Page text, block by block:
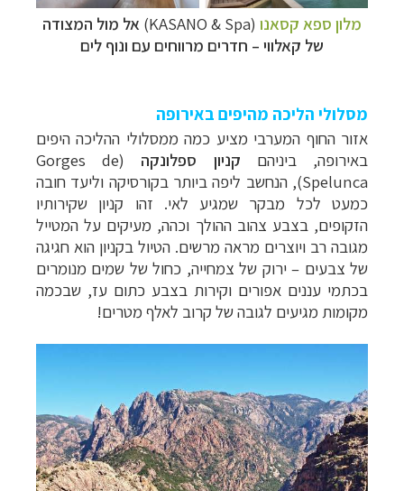
מלון ספא קסאנו (KASANO & Spa)
אל מול המצודה
של קאלווי – חדרים מרווחים עם ונוף לים
מסלולי הליכה מהיפים באירופה
אזור החוף המערבי מציע כמה ממסלולי ההליכה היפים
באירופה, ביניהם קניון ספלונקה
(Gorges de
Spelunca),
הנחשב ליפה ביותר בקורסיקה וליעד חובה
כמעט לכל מבקר שמגיע לאי. זהו קניון שקירותיו
הזקופים, בצבע צהוב ההולך וכהה, מעיקים על המטייל
מגובה רב ויוצרים מראה מרשים. הטיול בקניון הוא חגיגה
של צבעים –ירוק של צמחייה, כחול של שמים מנומרים
בכתמי עננים אפורים וקירות בצבע כתום עז, שבכמה
מקומות מגיעים לגובה של קרוב לאלף מטרים!